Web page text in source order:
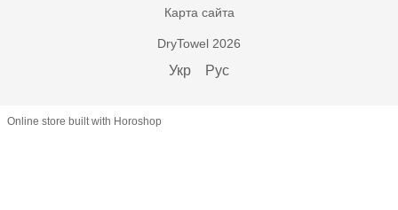
Карта сайта
DryTowel 2026
Укр Рус
Online store built with Horoshop